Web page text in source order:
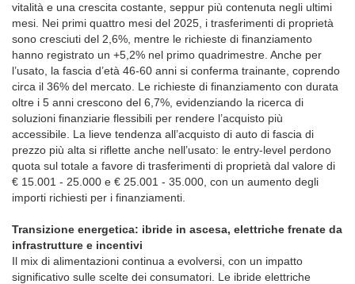
vitalità e una crescita costante, seppur più contenuta negli ultimi
mesi. Nei primi quattro mesi del 2025, i trasferimenti di proprietà
sono cresciuti del 2,6%, mentre le richieste di finanziamento
hanno registrato un +5,2% nel primo quadrimestre. Anche per
l’usato, la fascia d’età 46-60 anni si conferma trainante, coprendo
circa il 36% del mercato. Le richieste di finanziamento con durata
oltre i 5 anni crescono del 6,7%, evidenziando la ricerca di
soluzioni finanziarie flessibili per rendere l’acquisto più
accessibile. La lieve tendenza all’acquisto di auto di fascia di
prezzo più alta si riflette anche nell’usato: le entry-level perdono
quota sul totale a favore di trasferimenti di proprietà dal valore di
€ 15.001 - 25.000 e € 25.001 - 35.000, con un aumento degli
importi richiesti per i finanziamenti.
Transizione energetica: ibride in ascesa, elettriche frenate da
infrastrutture e incentivi
Il mix di alimentazioni continua a evolversi, con un impatto
significativo sulle scelte dei consumatori. Le ibride elettriche